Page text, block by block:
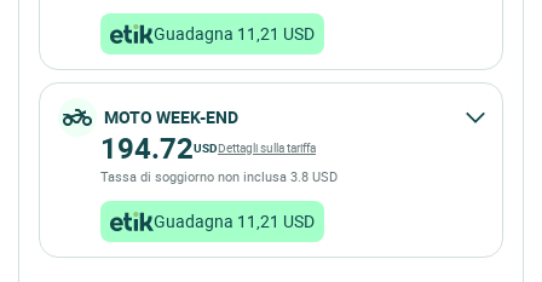
Guadagna 11,21 USD
MOTO WEEK-END
194.72USDDettagli sulla tariffa
Tassa di soggiorno non inclusa 3.8 USD
Guadagna 11,21 USD